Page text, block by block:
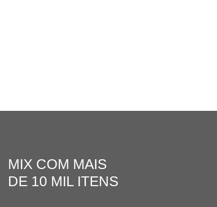
MIX COM MAIS
DE 10 MIL ITENS